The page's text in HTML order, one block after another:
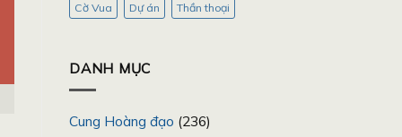
Cờ Vua Dự án Thần thoại
DANH MỤC
Cung Hoàng đạo (236)